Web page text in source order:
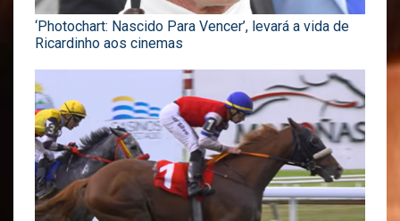
‘Photochart: Nascido Para Vencer’, levará a vida de
Ricardinho aos cinemas